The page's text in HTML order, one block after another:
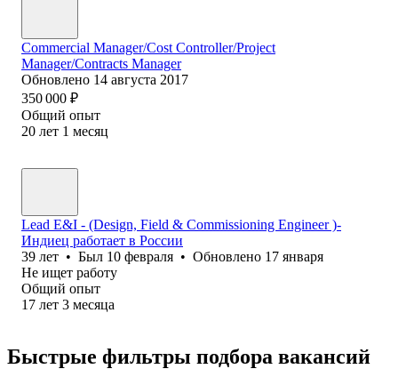
Commercial Manager/Cost Controller/Project
Manager/Contracts Manager
Обновлено 14 августа 2017
350 000 ₽
Общий опыт
20 лет 1 месяц
Lead E&I - (Design, Field & Commissioning Engineer )-
Индиец работает в России
39 лет • Был 10 февраля • Обновлено 17 января
Не ищет работу
Общий опыт
17 лет 3 месяца
Быстрые фильтры подбора вакансий